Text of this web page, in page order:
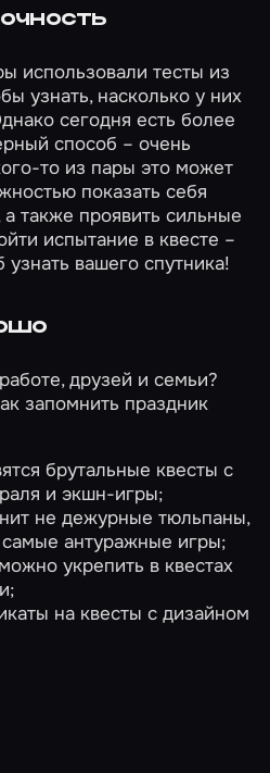
использовали тесты из
узнать, насколько у них
сегодня есть более
способ – очень
то из пары это может
показать себя
также проявить сильные
испытание в квесте –
вашего спутника!
друзей и семьи?
запомнить праздник
брутальные квесты с
иэкшн-игры;
не дежурные тюльпаны,
самыеантуражные игры;
укрепить в квестах
;
на квесты с дизайном